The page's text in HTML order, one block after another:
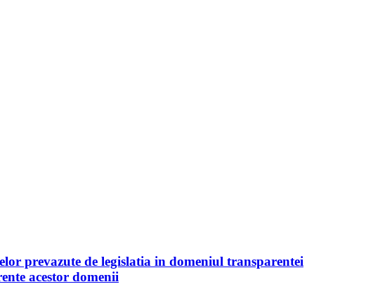
prevazute de legislatia in domeniul transparentei
acestor domenii